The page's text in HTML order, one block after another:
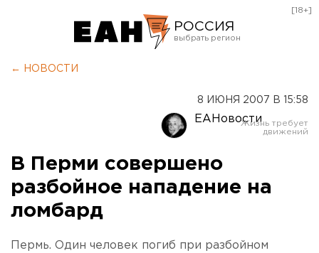
РОССИЯ
Оренбург
[18+]
← НОВОСТИ
8 ИЮНЯ 2007 В 15:58
ЕАНовости
В Перми совершено
разбойное нападение на
ломбард
Пермь. Один человек погиб при разбойном